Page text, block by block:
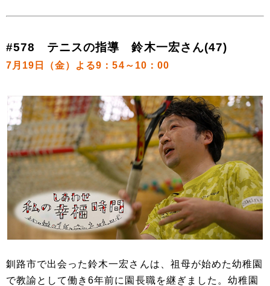
#578 テニスの指導 鈴木一宏さん(47)
7月19日（金）よる9：54～10：00
釧路市で出会った鈴木一宏さんは、祖母が始めた幼稚園
で教諭として働き6年前に園長職を継ぎました。幼稚園